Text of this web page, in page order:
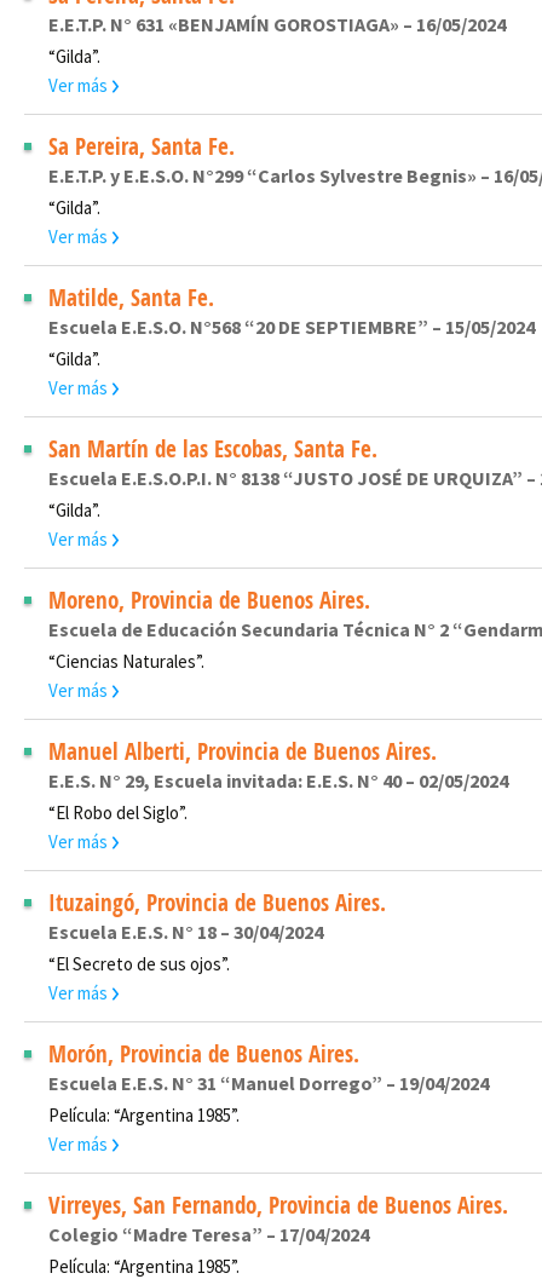
E.E.T.P. N° 631 «BENJAMÍN GOROSTIAGA» – 16/05/2024
“Gilda”.
Ver más
Sa Pereira, Santa Fe.
E.E.T.P. y E.E.S.O. N°299 “Carlos Sylvestre Begnis» – 16/
“Gilda”.
Ver más
Matilde, Santa Fe.
Escuela E.E.S.O. N°568 “20 DE SEPTIEMBRE” – 15/05/2024
“Gilda”.
Ver más
San Martín de las Escobas, Santa Fe.
Escuela E.E.S.O.P.I. N° 8138 “JUSTO JOSÉ DE URQUIZA”
“Gilda”.
Ver más
Moreno, Provincia de Buenos Aires.
Escuela de Educación Secundaria Técnica N° 2
“Ciencias Naturales”.
Ver más
Manuel Alberti, Provincia de Buenos Aires.
E.E.S. N° 29, Escuela invitada: E.E.S. N° 40 – 02/05/2024
“El Robo del Siglo”.
Ver más
Ituzaingó, Provincia de Buenos Aires.
Escuela E.E.S. N° 18 – 30/04/2024
“El Secreto de sus ojos”.
Ver más
Morón, Provincia de Buenos Aires.
Escuela E.E.S. N° 31 “Manuel Dorrego” – 19/04/2024
Película: “Argentina 1985”.
Ver más
Virreyes, San Fernando, Provincia de Buenos Aires.
Colegio “Madre Teresa” – 17/04/2024
Película: “Argentina 1985”.